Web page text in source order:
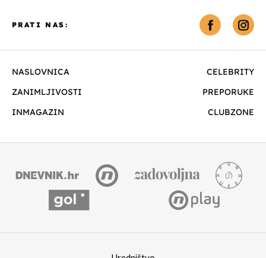
NASLOVNICA
CELEBRITY
ZANIMLJIVOSTI
PREPORUKE
INMAGAZIN
CLUBZONE
PRATI NAS: